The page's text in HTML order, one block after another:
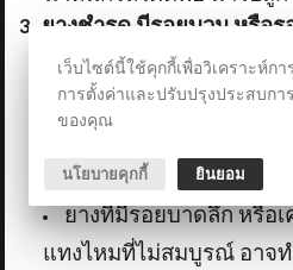
3. ยางชำรุด มีรอยบวม หรือร
ยางบวม (ที่แก้มยางหรือ
ขับตกหลุมอย่างแรงจนเส้
จุดนั้นจะอ่อนแอมาก หากวิ่
ที่บวมจะระเบิดทันที
ยางที่มีรอยบาดลึก หรือ
แทงไหมที่ไม่สมบูรณ์ อาจ
เว็บไซต์นี้ใช้คุกกี้เพื่อวิเคราะห์ก
การตั้งค่าและปรับปรุงประสบก
ของคุณ
นโยบายคุกกี้ ยินยอม